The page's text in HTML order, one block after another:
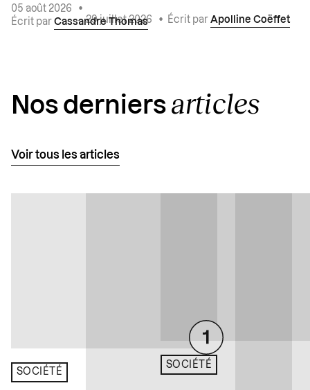
05 août 2026
•
Écrit par Cassandre Thomas
29 juillet 2026 • Écrit par Apolline Coëffet
Nos derniers articles
Voir tous les articles
SOCIÉTÉ
SOCIÉTÉ